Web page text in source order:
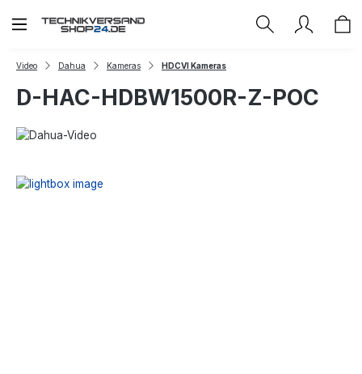
Zum Hauptinhalt springen
Video Dahua Kameras HDCVI Kameras
D-HAC-HDBW1500R-Z-POC